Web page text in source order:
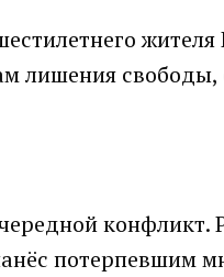
жителя
лишения
конфликт.
потерпевшим